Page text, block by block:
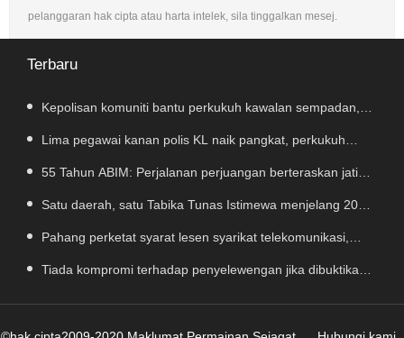
pelanggaran hak cipta atau harta intelek, sila tinggalkan mesej.
Terbaru
Kepolisan komuniti bantu perkukuh kawalan sempadan,
kekang penyeludupan
Lima pegawai kanan polis KL naik pangkat, perkukuh
kepimpinan pasukan
55 Tahun ABIM: Perjalanan perjuangan berteraskan jati
diri harakah Islamiah – PM
Satu daerah, satu Tabika Tunas Istimewa menjelang 2027
– TPM Zahid
Pahang perketat syarat lesen syarikat telekomunikasi,
bendung vandalisme dan kecurian
Tiada kompromi terhadap penyelewengan jika dibuktikan
RCI TH